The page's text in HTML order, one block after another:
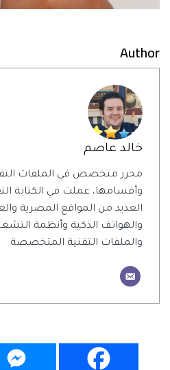
Author
خالد عاصم
محرر متخصص في الملفات
العديد من المواقع المصرية
والهواتف الذكية وأنظمة
والملفات التقنية المتخصصة